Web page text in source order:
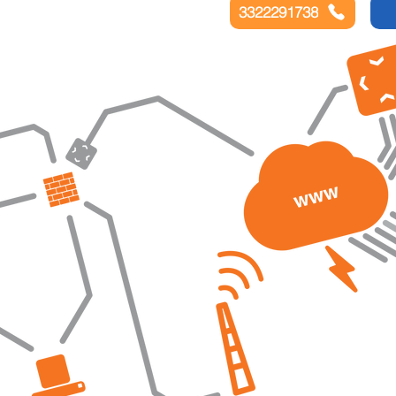
3322291738